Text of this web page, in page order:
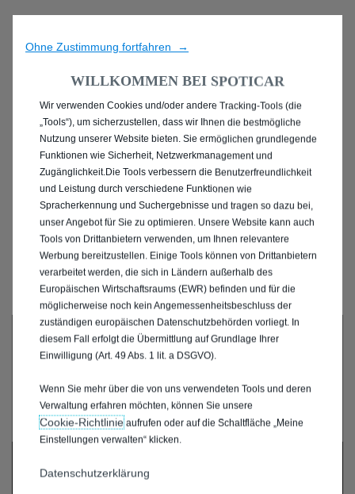
ENTDECKEN SIE ALLE
PEUGEOT 2008 MIT
ELEKTRO ANTRIEB IN
OLDENBURG
(OLDENBURG)
AKZEPTIEREN SIE BITTE DIE FÜR
Ohne Zustimmung fortfahren →
WILLKOMMEN BEI SPOTICAR
Wir verwenden Cookies und/oder andere Tracking-Tools (die
„Tools“), um sicherzustellen, dass wir Ihnen die bestmögliche
Nutzung unserer Website bieten. Sie ermöglichen grundlegende
Funktionen wie Sicherheit, Netzwerkmanagement und
Zugänglichkeit.Die Tools verbessern die Benutzerfreundlichkeit
und Leistung durch verschiedene Funktionen wie
Spracherkennung und Suchergebnisse und tragen so dazu bei,
unser Angebot für Sie zu optimieren. Unsere Website kann auch
Tools von Drittanbietern verwenden, um Ihnen relevantere
Werbung bereitzustellen. Einige Tools können von Drittanbietern
verarbeitet werden, die sich in Ländern außerhalb des
Europäischen Wirtschaftsraums (EWR) befinden und für die
möglicherweise noch kein Angemessenheitsbeschluss der
zuständigen europäischen Datenschutzbehörden vorliegt. In
diesem Fall erfolgt die Übermittlung auf Grundlage Ihrer
Einwilligung (Art. 49 Abs. 1 lit. a DSGVO).
Wenn Sie mehr über die von uns verwendeten Tools und deren
Verwaltung erfahren möchten, können Sie unsere
Cookie‑Richtlinieaufrufen oder auf die Schaltfläche „Meine
Einstellungen verwalten“ klicken.
Datenschutzerklärung